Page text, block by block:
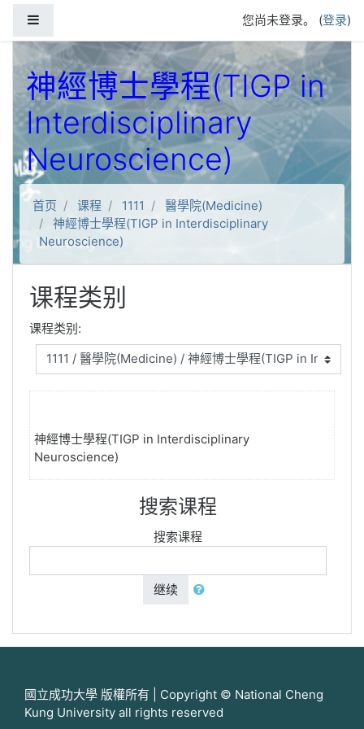
您尚未登录。 (登录)
神經博士學程(TIGP in
Interdisciplinary
Neuroscience)
首页 课程 1111
醫學院(Medicine)
神經博士學程(TIGP in Interdisciplinary
Neuroscience)
课程类别
课程类别:
神經博士學程(TIGP in Interdisciplinary
Neuroscience)
搜索课程
搜索课程
继续
國立成功大學 版權所有 | Copyright © National Cheng
Kung University all rights reserved